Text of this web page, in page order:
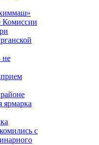
Комиссии
не
ярмарка
с